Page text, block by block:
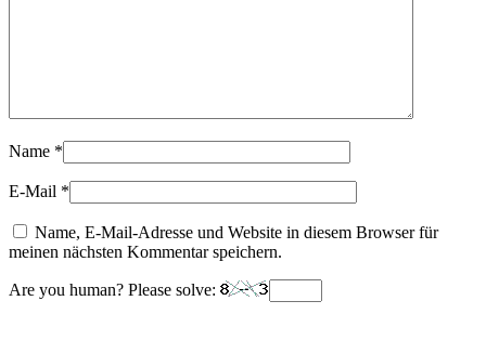
Name *
E-Mail *
Name, E-Mail-Adresse und Website in diesem Browser für
meinen nächsten Kommentar speichern.
Are you human? Please solve: